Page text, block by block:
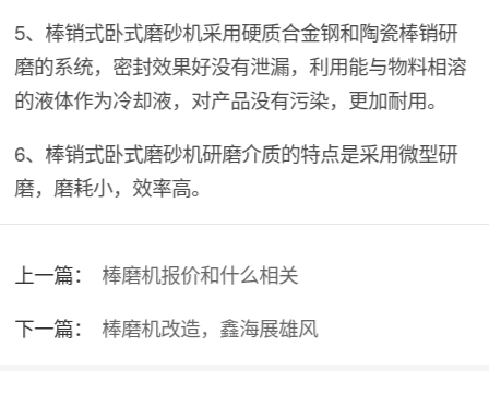
5、棒销式卧式磨砂机采用硬质合金钢和陶瓷棒销研
磨的系统，密封效果好没有泄漏，利用能与物料相溶
的液体作为冷却液，对产品没有污染，更加耐用。
6、棒销式卧式磨砂机研磨介质的特点是采用微型研
磨，磨耗小，效率高。
上一篇：
棒磨机报价和什么相关
下一篇：
棒磨机改造，鑫海展雄风